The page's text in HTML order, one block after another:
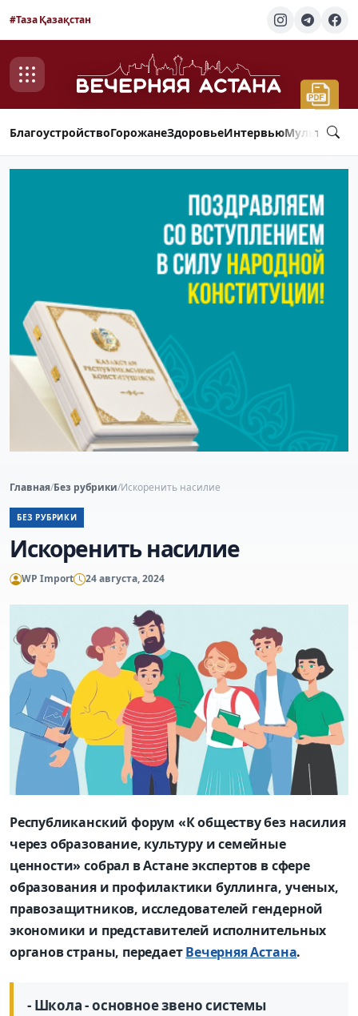
#Таза Қазақстан
БлагоустройствоГорожанеЗдоровьеИнтервью
Главная/Без рубрики/Искоренить насилие
БЕЗ РУБРИКИ
Искоренить насилие
WP Import 24 августа, 2024
Республиканский форум «К обществу без насилия
через образование, культуру и семейные
ценности» собрал в Астане экспертов в сфере
образования и профилактики буллинга, ученых,
правозащитников, исследователей гендерной
экономики и представителей исполнительных
органов страны, передаетВечерняя Астана.
- Школа - основное звено системы